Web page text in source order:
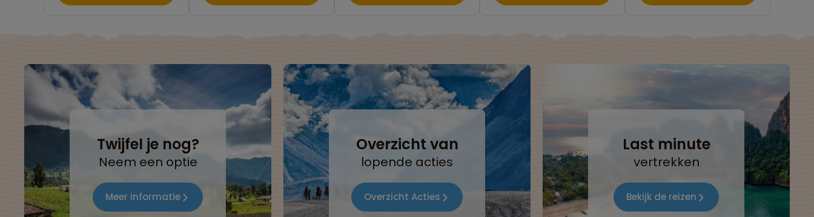
Twijfel je nog?
Neem een optie
Meer informatie
Overzicht van
lopende acties
Overzicht Acties
Last minute
vertrekken
Bekijk de reizen